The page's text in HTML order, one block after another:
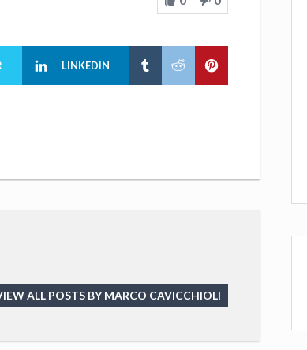
LINKEDIN
ALL POSTS BY MARCO CAVICCHIOLI